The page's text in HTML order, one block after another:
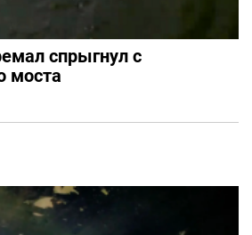
спрыгнул с
моста